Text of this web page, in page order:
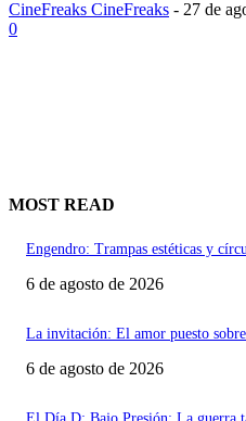
CineFreaks CineFreaks - 27 de
0
MOST READ
Engendro: Trampas estéticas y
6 de agosto de 2026
La invitación: El amor puesto
6 de agosto de 2026